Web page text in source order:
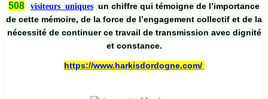
508
visiteurs uniques un chiffre qui témoigne de l’importance
de cette mémoire, de la force de l’engagement collectif et de la
nécessité de continuer ce travail de transmission avec dignité
et constance.
https://www.harkisdordogne.com/